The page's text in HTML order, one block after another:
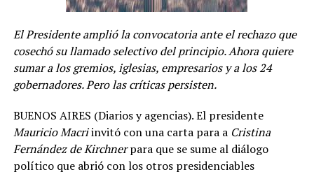
El Presidente amplió la convocatoria ante el rechazo que
cosechó su llamado selectivo del principio. Ahora quiere
sumar a los gremios, iglesias, empresarios y a los 24
gobernadores. Pero las críticas persisten.
BUENOS AIRES (Diarios y agencias). El presidente
Mauricio Macriinvitó con una carta para a Cristina
Fernández de Kirchnerpara que se sume al diálogo
político que abrió con los otros presidenciables